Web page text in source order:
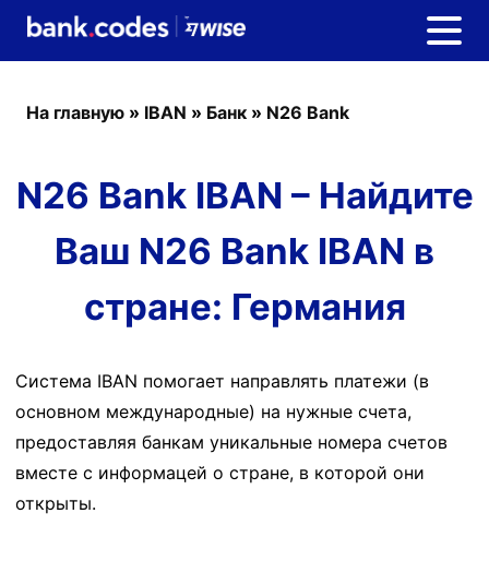
На главную » IBAN » Банк » N26 Bank
N26 Bank IBAN – Найдите
Ваш N26 Bank IBAN в
стране: Германия
Система IBAN помогает направлять платежи (в
основном международные) на нужные счета,
предоставляя банкам уникальные номера счетов
вместе с информацей о стране, в которой они
открыты.